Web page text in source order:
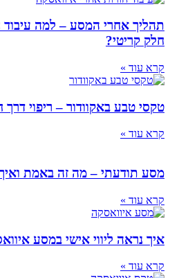
תהליך אחרי המסע – למה עיבוד
חלק קריטי?
קרא עוד »
טקסי טבע באקוודור – ריפוי דרך
קרא עוד »
מסע תודעתי – מה זה באמת
קרא עוד »
איך נראה ליווי אישי במסע
קרא עוד »